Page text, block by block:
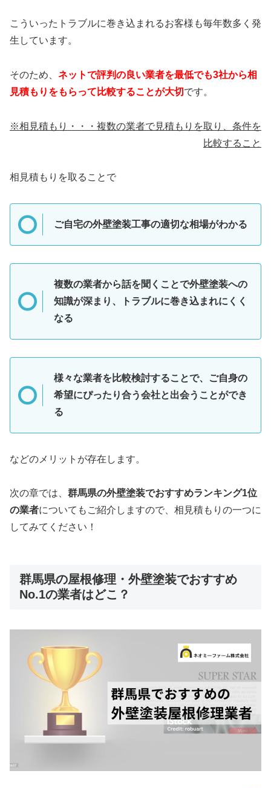
こういったトラブルに巻き込まれるお客様も毎年数多く発
生しています。
そのため、 ネットで評判の良い業者を最低でも3社から相
見積もりをもらって比較することが大切です。
※相見積もり・・・複数の業者で見積もりを取り、条件を
比較すること
相見積もりを取ることで
ご自宅の外壁塗装工事の適切な相場がわかる
複数の業者から話を聞くことで外壁塗装への
知識が深まり、トラブルに巻き込まれにくく
なる
様々な業者を比較検討することで、ご自身の
希望にぴったり合う会社と出会うことができ
る
などのメリットが存在します。
次の章では、 群馬県の外壁塗装でおすすめランキング1位
の業者についてもご紹介しますので、相見積もりの一つに
してみてください！
群馬県の屋根修理・外壁塗装でおすすめ
No.1の業者はどこ？